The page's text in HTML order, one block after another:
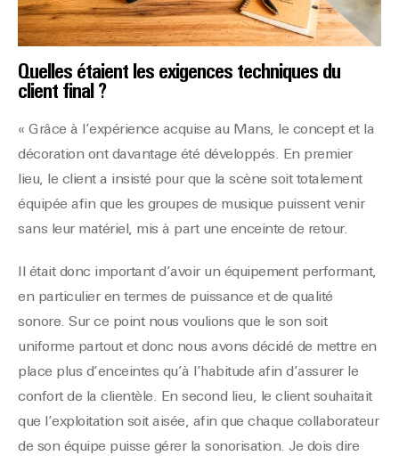
Quelles étaient les exigences techniques du
client final ?
« Grâce à l’expérience acquise au Mans, le concept et la
décoration ont davantage été développés. En premier
lieu, le client a insisté pour que la scène soit totalement
équipée afin que les groupes de musique puissent venir
sans leur matériel, mis à part une enceinte de retour.
Il était donc important d’avoir un équipement performant,
en particulier en termes de puissance et de qualité
sonore. Sur ce point nous voulions que le son soit
uniforme partout et donc nous avons décidé de mettre en
place plus d’enceintes qu’à l’habitude afin d’assurer le
confort de la clientèle. En second lieu, le client souhaitait
que l’exploitation soit aisée, afin que chaque collaborateur
de son équipe puisse gérer la sonorisation. Je dois dire